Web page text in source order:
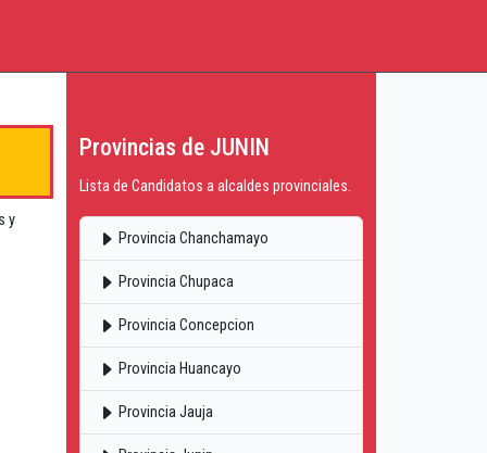
y
Provincias de JUNIN
Lista de Candidatos a alcaldes provinciales.
Provincia Chanchamayo
Provincia Chupaca
Provincia Concepcion
Provincia Huancayo
Provincia Jauja